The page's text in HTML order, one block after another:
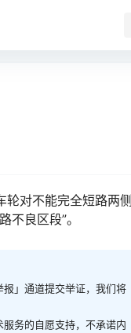
轮对不能完全短路两侧
良区段”。󠅅󠅃󠄵󠅂󠄪󠇖󠆨󠆨󠇕󠆞󠆒󠅬󠇘󠆭󠆘󠇙󠆝󠅵󠇗󠆭󠆁󠄐󠇗󠅹󠅸󠇖󠆍󠅳󠇖󠅹󠅰󠇖󠆌󠅹
」通道提交举证，我们将
务的自愿支持，不承诺内